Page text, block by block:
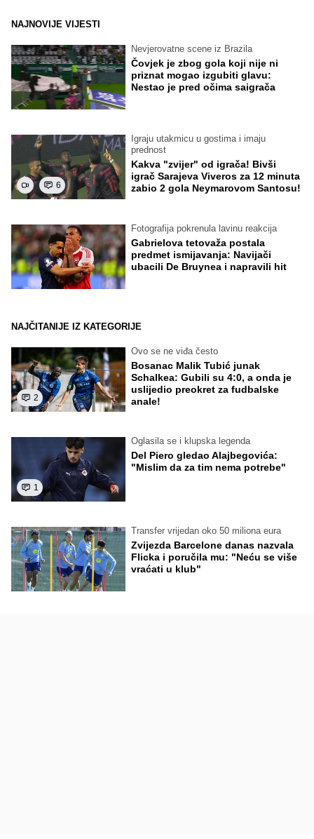
NAJNOVIJE VIJESTI
Nevjerovatne scene iz Brazila
Čovjek je zbog gola koji nije ni
priznat mogao izgubiti glavu:
Nestao je pred očima saigrača
6
Igraju utakmicu u gostima i imaju
prednost
Kakva "zvijer" od igrača! Bivši
igrač Sarajeva Viveros za 12 minuta
zabio 2 gola Neymarovom Santosu!
Fotografija pokrenula lavinu reakcija
Gabrielova tetovaža postala
predmet ismijavanja: Navijači
ubacili De Bruynea i napravili hit
NAJČITANIJE IZ KATEGORIJE
2
Ovo se ne viđa često
Bosanac Malik Tubić junak
Schalkea: Gubili su 4:0, a onda je
uslijedio preokret za fudbalske
anale!
1
Oglasila se i klupska legenda
Del Piero gledao Alajbegovića:
"Mislim da za tim nema potrebe"
Transfer vrijedan oko 50 miliona eura
Zvijezda Barcelone danas nazvala
Flicka i poručila mu: "Neću se više
vraćati u klub"